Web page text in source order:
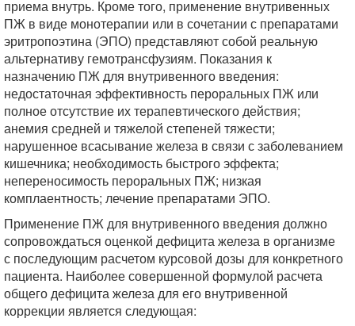
приема внутрь. Кроме того, применение внутривенных
ПЖ в виде монотерапии или в сочетании с препаратами
эритропоэтина (ЭПО) представляют собой реальную
альтернативу гемотрансфузиям. Показания к
назначению ПЖ для внутривенного введения:
недостаточная эффективность пероральных ПЖ или
полное отсутствие их терапевтического действия;
анемия средней и тяжелой степеней тяжести;
нарушенное всасывание железа в связи с заболеванием
кишечника; необходимость быстрого эффекта;
непереносимость пероральных ПЖ; низкая
комплаентность; лечение препаратами ЭПО.
Применение ПЖ для внутривенного введения должно
сопровождаться оценкой дефицита железа в организме
с последующим расчетом курсовой дозы для конкретного
пациента. Наиболее совершенной формулой расчета
общего дефицита железа для его внутривенной
коррекции является следующая: